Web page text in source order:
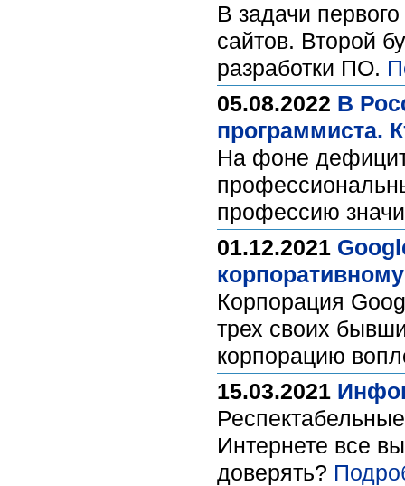
В задачи
сайтов. Второй
разработки ПО.
05.08.2022 В
программиста.
На фоне
профессию
01.12.2021
Корпорация
трех своих
корпорацию
15.03.2021
Интернете все
доверять?